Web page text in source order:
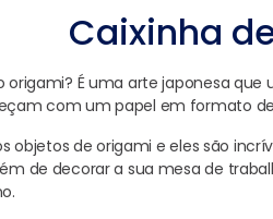
Caixinha
É uma arte japonesa que
com um papel em formato
objetos de origami e eles são
de decorar a sua mesa de